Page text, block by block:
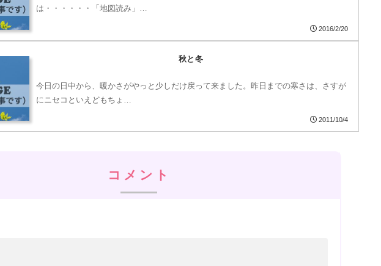
は・・・・・・「地図読み」…
2016/2/20
秋と冬
今日の日中から、暖かさがやっと少しだけ戻って来ました。昨日までの寒さは、さすが
にニセコといえどもちょ…
2011/10/4
コメント